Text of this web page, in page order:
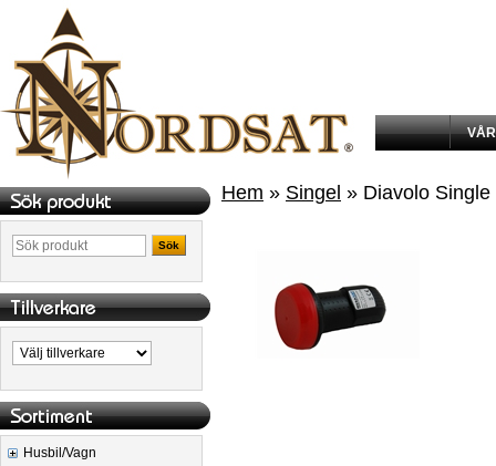
Sök
Husbil/Vagn
Hem » Singel » Diavolo Single